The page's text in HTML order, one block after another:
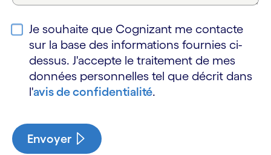
Je souhaite que Cognizant me contacte
sur la base des informations fournies ci-
dessus. J'accepte le traitement de mes
données personnelles tel que décrit dans
l'avis de confidentialité.
Envoyer